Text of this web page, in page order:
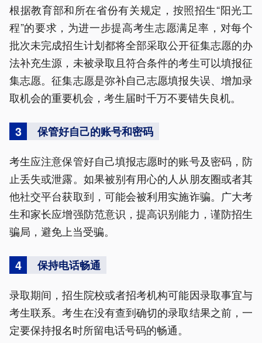
根据教育部和所在省份有关规定，按照招生“阳光工
程”的要求，为进一步提高考生志愿满足率，对每个
批次未完成招生计划都将全部采取公开征集志愿的办
法补充生源，未被录取且符合条件的考生可以填报征
集志愿。征集志愿是弥补自己志愿填报失误、增加录
取机会的重要机会，考生届时千万不要错失良机。
3
保管好自己的账号和密码
考生应注意保管好自己填报志愿时的账号及密码，防
止丢失或泄露。如果被别有用心的人从朋友圈或者其
他社交平台获取到，可能会被利用实施诈骗。广大考
生和家长应增强防范意识，提高识别能力，谨防招生
骗局，避免上当受骗。
4
保持电话畅通
录取期间，招生院校或者招考机构可能因录取事宜与
考生联系。考生在没有查到确切的录取结果之前，一
定要保持报名时所留电话号码的畅通。